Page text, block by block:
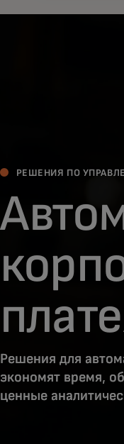
РЕШЕНИЯ ПО
Решения для
экономят время,
ценные